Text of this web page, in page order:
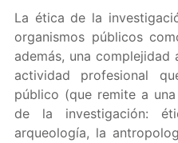
La ética de la
organismos públicos
además, una
actividad profesional
público (que remite a
de la investigación:
arqueología, la